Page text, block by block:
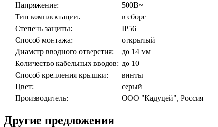
Напряжение:
500В~
Тип комплектации:
в сборе
Степень защиты:
IP56
Способ монтажа:
открытый
Диаметр вводного отверстия:
до 14 мм
Количество кабельных вводов: до 10
Способ крепления крышки:
винты
Цвет:
серый
Производитель:
ООО "Кадуцей", Россия
Другие предложения